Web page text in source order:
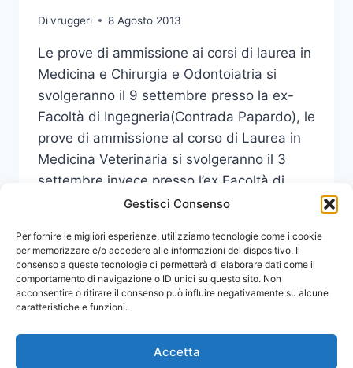
Gestisci Consenso
Per fornire le migliori esperienze, utilizziamo tecnologie come i cookie
per memorizzare e/o accedere alle informazioni del dispositivo. Il
consenso a queste tecnologie ci permetterà di elaborare dati come il
comportamento di navigazione o ID unici su questo sito. Non
acconsentire o ritirare il consenso può influire negativamente su alcune
caratteristiche e funzioni.
Accetta
Divruggeri 8 Agosto 2013
Le prove di ammissione ai corsi di laurea in
Medicina e Chirurgia e Odontoiatria si
svolgeranno il 9 settembre presso la ex-
Facoltà di Ingegneria(Contrada Papardo), le
prove di ammissione al corso di Laurea in
Medicina Veterinaria si svolgeranno il 3
settembre invece presso l’ex Facoltà di
Veterinaria ( Polo Annunziata).
LEGGI DI PIÙSEDI
PROVE
DI
AMMISSIONE
AI
DI
LAUREA